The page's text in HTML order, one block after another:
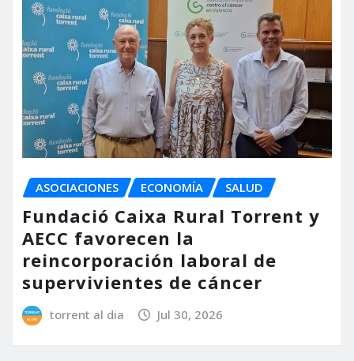
ASOCIACIONES ECONOMÍA SALUD
Fundació Caixa Rural Torrent y
AECC favorecen la
reincorporación laboral de
supervivientes de cáncer
torrent al dia Jul 30, 2026